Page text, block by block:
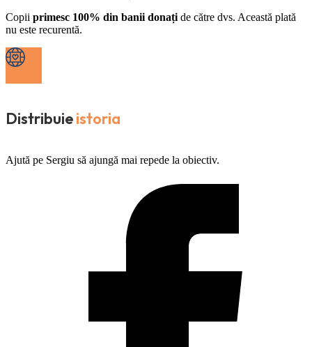
Copii primesc 100% din banii donați de către dvs. Această plată
nu este recurentă.
Distribuieistoria
Ajută pe Sergiu să ajungă mai repede la obiectiv.